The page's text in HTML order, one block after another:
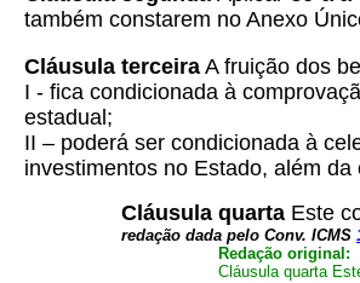
também constarem no Anexo
Cláusula terceira A fruição dos
I - fica condicionada à
estadual;
II – poderá ser condicionada à
investimentos no Estado, além
Cláusula quarta Este
redação dada pelo Conv. ICMS
Redação original:
Cláusula quarta